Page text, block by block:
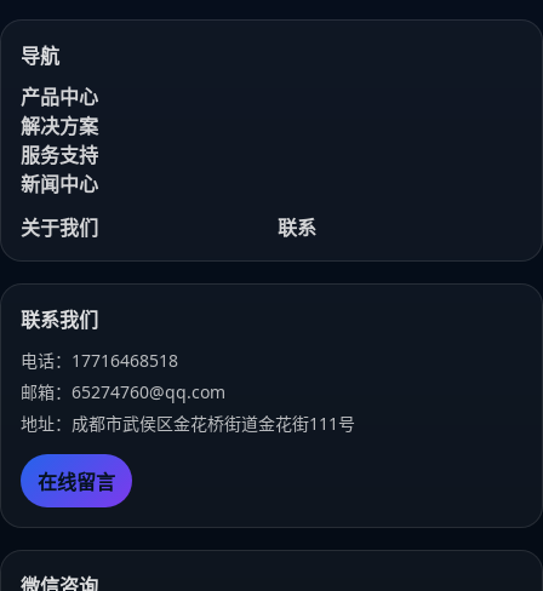
导航
产品中心
解决方案
服务支持
新闻中心
关于我们
联系
联系我们
电话：17716468518
邮箱：65274760@qq.com
地址：成都市武侯区金花桥街道金花街111号
在线留言